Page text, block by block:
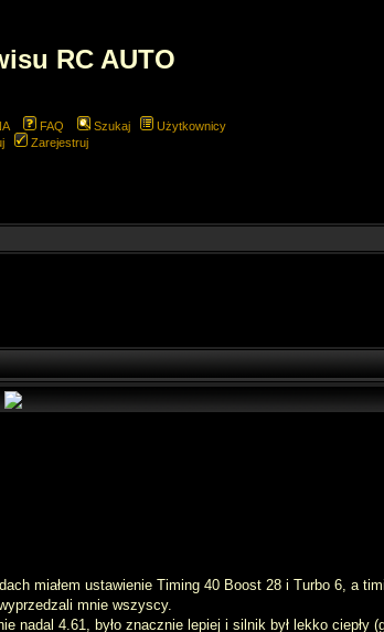
RC AUTO
FAQ Szukaj
Użytkownicy
Zarejestruj
miałem ustawienie Timing 40 Boost 28 i Turbo 6, a
mnie wszyscy.
4.61, było znacznie lepiej i silnik był lekko ciepły